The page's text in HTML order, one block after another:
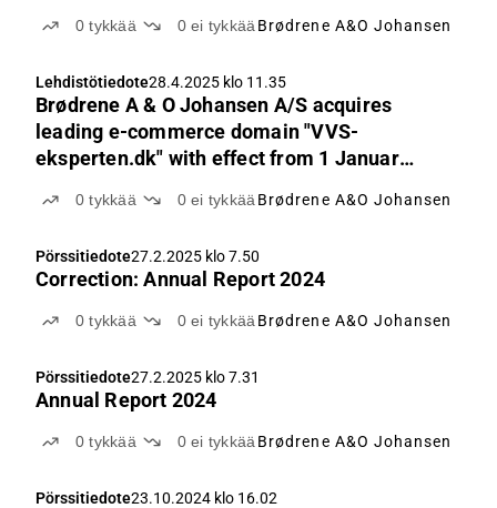
0tykkää 0ei tykkää Brødrene A&O Johansen
Lehdistötiedote28.4.2025 klo 11.35
Brødrene A & O Johansen A/S acquires
leading e-commerce domain "VVS-
eksperten.dk" with effect from 1 Januar
0tykkää 0ei tykkää Brødrene A&O Johansen
Pörssitiedote27.2.2025 klo 7.50
Correction: Annual Report 2024
0tykkää 0ei tykkää Brødrene A&O Johansen
Pörssitiedote27.2.2025 klo 7.31
Annual Report 2024
0tykkää 0ei tykkää Brødrene A&O Johansen
Pörssitiedote23.10.2024 klo 16.02